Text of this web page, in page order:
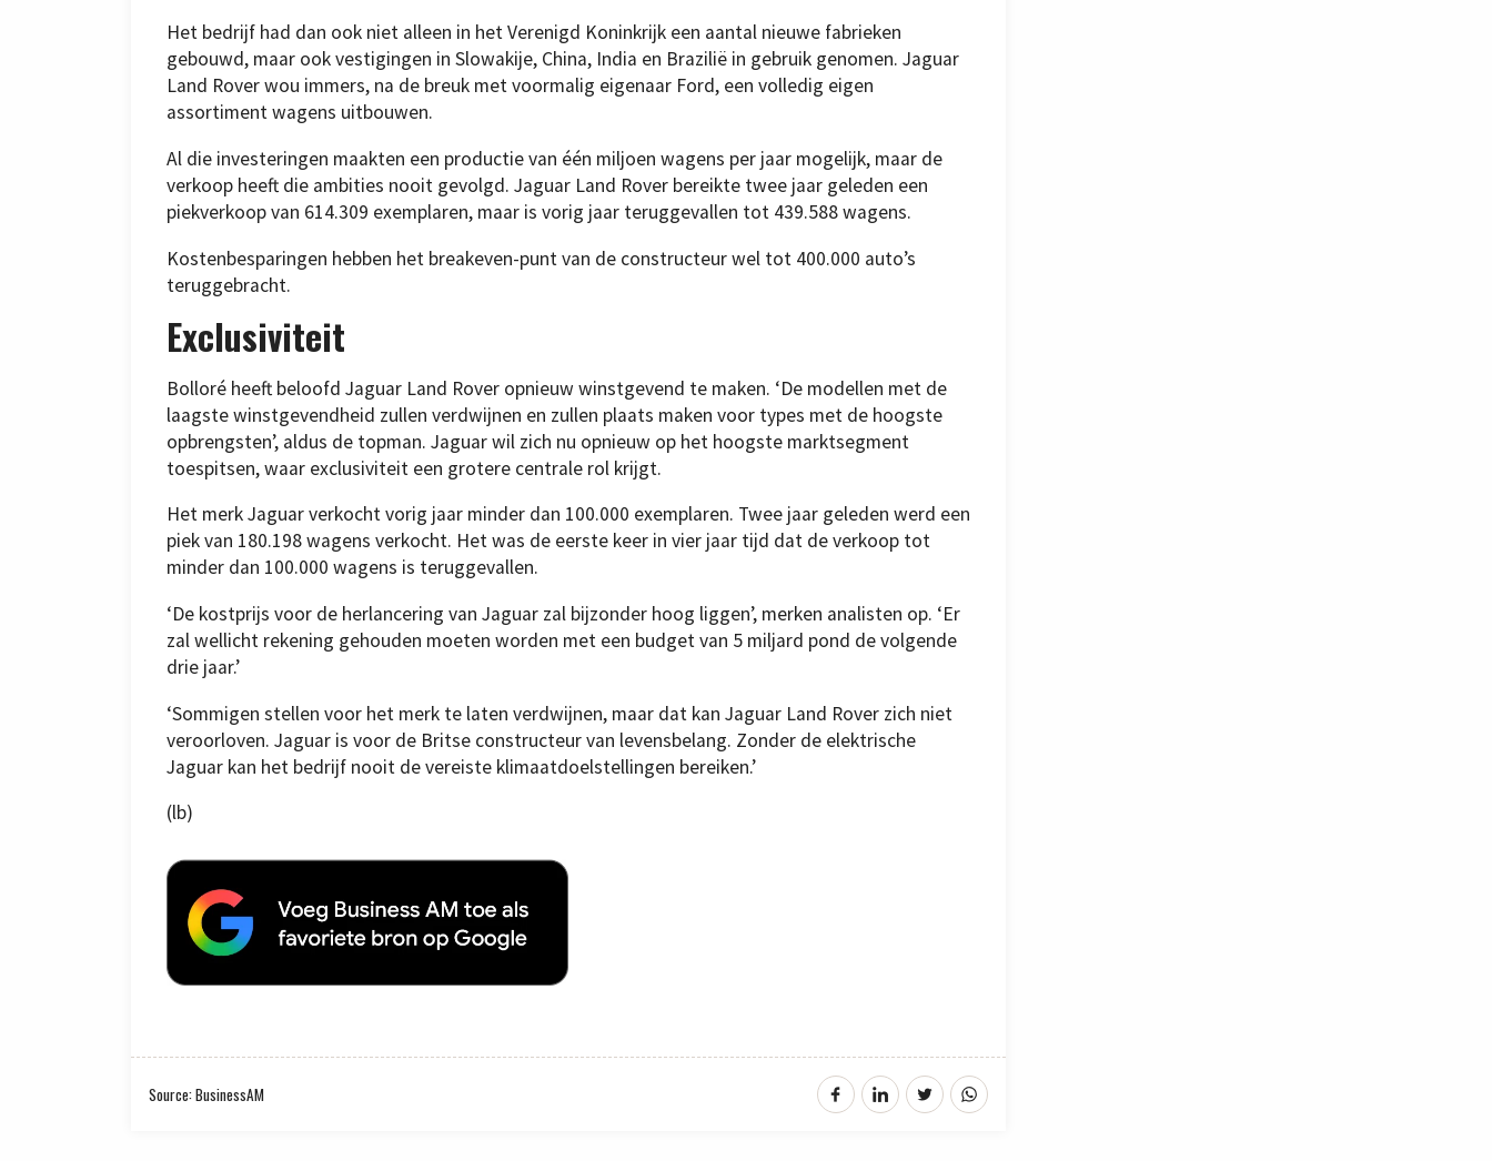
Het bedrijf had dan ook niet alleen in het Verenigd Koninkrijk een aantal nieuwe fabrieken
gebouwd, maar ook vestigingen in Slowakije, China, India en Brazilië in gebruik genomen. Jaguar
Land Rover wou immers, na de breuk met voormalig eigenaar Ford, een volledig eigen
assortiment wagens uitbouwen.
Al die investeringen maakten een productie van één miljoen wagens per jaar mogelijk, maar de
verkoop heeft die ambities nooit gevolgd. Jaguar Land Rover bereikte twee jaar geleden een
piekverkoop van 614.309 exemplaren, maar is vorig jaar teruggevallen tot 439.588 wagens.
Kostenbesparingen hebben het breakeven-punt van de constructeur wel tot 400.000 auto’s
teruggebracht.
Exclusiviteit
Bolloré heeft beloofd Jaguar Land Rover opnieuw winstgevend te maken. ‘De modellen met de
laagste winstgevendheid zullen verdwijnen en zullen plaats maken voor types met de hoogste
opbrengsten’, aldus de topman. Jaguar wil zich nu opnieuw op het hoogste marktsegment
toespitsen, waar exclusiviteit een grotere centrale rol krijgt.
Het merk Jaguar verkocht vorig jaar minder dan 100.000 exemplaren. Twee jaar geleden werd een
piek van 180.198 wagens verkocht. Het was de eerste keer in vier jaar tijd dat de verkoop tot
minder dan 100.000 wagens is teruggevallen.
‘De kostprijs voor de herlancering van Jaguar zal bijzonder hoog liggen’, merken analisten op. ‘Er
zal wellicht rekening gehouden moeten worden met een budget van 5 miljard pond de volgende
drie jaar.’
‘Sommigen stellen voor het merk te laten verdwijnen, maar dat kan Jaguar Land Rover zich niet
veroorloven. Jaguar is voor de Britse constructeur van levensbelang. Zonder de elektrische
Jaguar kan het bedrijf nooit de vereiste klimaatdoelstellingen bereiken.’
(lb)
Source: BusinessAM